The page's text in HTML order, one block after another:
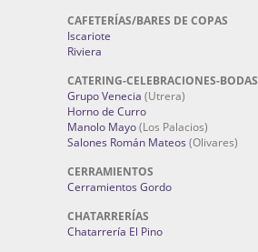
CAFETERÍAS/BARES DE COPAS
Iscariote
Riviera
CATERING-CELEBRACIONES-BODAS
Grupo Venecia (Utrera)
Horno de Curro
Manolo Mayo(Los Palacios)
Salones Román Mateos (Olivares)
CERRAMIENTOS
Cerramientos Gordo
CHATARRERÍAS
Chatarrería El Pino